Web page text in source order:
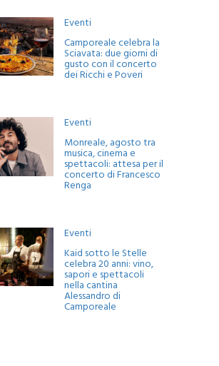
Eventi
Camporeale celebra la
Sciavata: due giorni di
gusto con il concerto
dei Ricchi e Poveri
Eventi
Monreale, agosto tra
musica, cinema e
spettacoli: attesa per il
concerto di Francesco
Renga
Eventi
Kaid sotto le Stelle
celebra 20 anni: vino,
sapori e spettacoli
nella cantina
Alessandro di
Camporeale